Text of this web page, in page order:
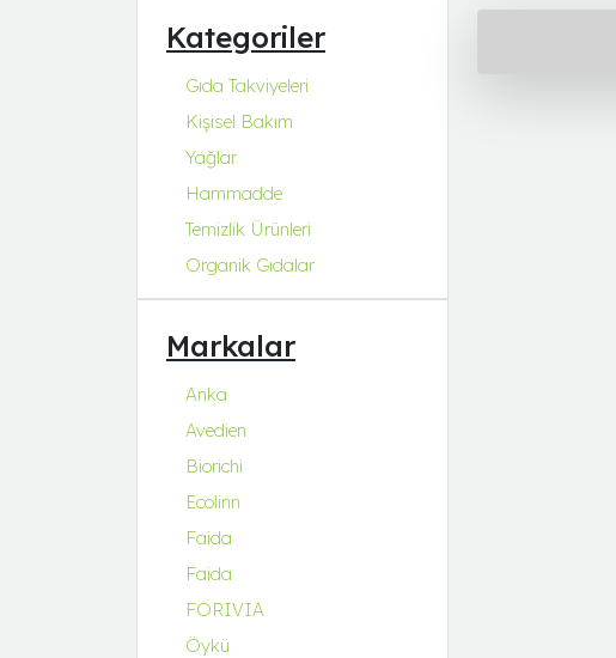
Kategoriler
Gıda Takviyeleri
Kişisel Bakım
Yağlar
Hammadde
Temizlik Ürünleri
Organik Gıdalar
Markalar
Anka
Avedien
Biorichi
Ecolinn
Faida
Faida
FORIVIA
Öykü